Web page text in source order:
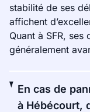
stabilité de ses
affichent
Quant à SFR,
généralement
En cas de
à Hébécourt,